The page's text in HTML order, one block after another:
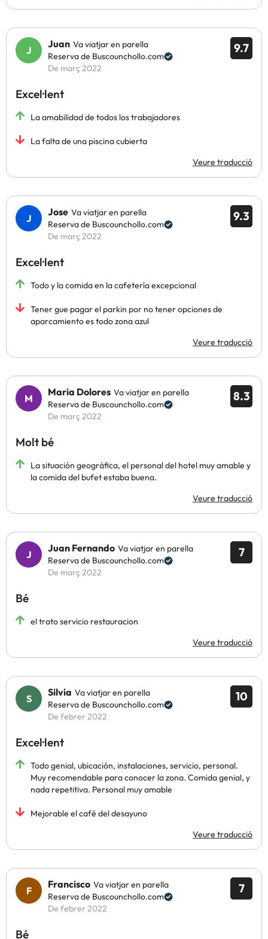
9.7
Juan Va viatjar en parella
Reserva de Buscounchollo.com
De març 2022
Excel·lent
La amabilidad de todos los trabajadores
La falta de una piscina cubierta
Veure traducció
9.3
Jose Va viatjar en parella
Reserva de Buscounchollo.com
De març 2022
Excel·lent
Todo y la comida en la cafetería excepcional
Tener gue pagar el parkin por no tener opciones de
aparcamiento es todo zona azul
Veure traducció
8.3
Maria Dolores Va viatjar en parella
Reserva de Buscounchollo.com
De març 2022
Molt bé
La situación geográfica, el personal del hotel muy amable y
la comida del bufet estaba buena.
Veure traducció
7
Juan Fernando Va viatjar en parella
Reserva de Buscounchollo.com
De març 2022
Bé
el trato servicio restauracion
Veure traducció
10
Silvia Va viatjar en parella
Reserva de Buscounchollo.com
De febrer 2022
Excel·lent
Todo genial, ubicación, instalaciones, servicio, personal.
Muy recomendable para conocer la zona. Comida genial, y
nada repetitiva. Personal muy amable
Mejorable el café del desayuno
Veure traducció
7
Francisco Va viatjar en parella
Reserva de Buscounchollo.com
De febrer 2022
Bé